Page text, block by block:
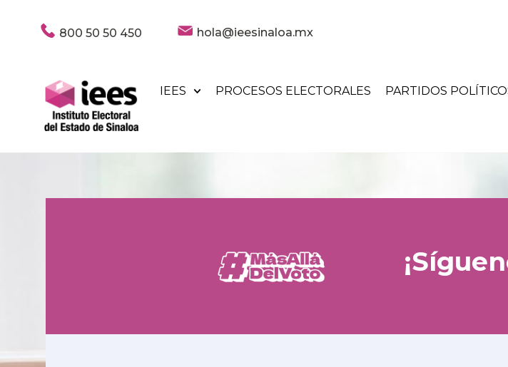
800 50 50 450 hola@ieesinaloa.mx
IEES PROCESOS ELECTORALES PARTIDOS